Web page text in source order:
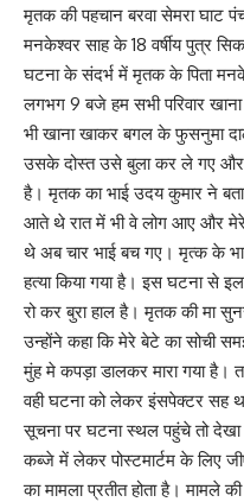
मृतक की पहचान बरवा सेमरा घाट
मनकेश्वर साह के 18 वर्षीय पुत्र
घटना के संदर्भ में मृतक के पिता
लगभग 9 बजे हम सभी परिवार
भी खाना खाकर बगल के फुसनुमा
उसके दोस्त उसे बुला कर ले गए और
है। मृतक का भाई उदय कुमार ने
आते थे रात में भी वे लोग आए और मेरे
थे अब चार भाई बच गए। मृत्क के
हत्या किया गया है। इस घटना से
रो कर बुरा हाल है। मृतक की मा
उन्होंने कहा कि मेरे बेटे का सोची
मुंह मे कपड़ा डालकर मारा गया है।
वही घटना को लेकर इंसपेक्टर सह
सूचना पर घटना स्थल पहुंचे तो
कब्जे में लेकर पोस्टमार्टम के लिए
का मामला प्रतीत होता है। मामले